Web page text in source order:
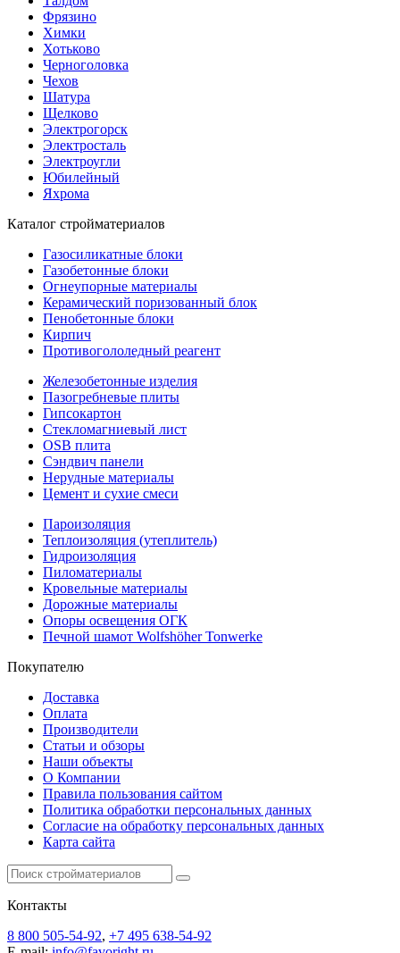
Фрязино
Химки
Хотьково
Черноголовка
Чехов
Шатура
Щелково
Электрогорск
Электросталь
Электроугли
Юбилейный
Яхрома
Каталог стройматериалов
Газосиликатные блоки
Газобетонные блоки
Огнеупорные материалы
Керамический поризованный блок
Пенобетонные блоки
Кирпич
Противогололедный реагент
Железобетонные изделия
Пазогребневые плиты
Гипсокартон
Стекломагниевый лист
OSB плита
Сэндвич панели
Нерудные материалы
Цемент и сухие смеси
Пароизоляция
Теплоизоляция (утеплитель)
Гидроизоляция
Пиломатериалы
Кровельные материалы
Дорожные материалы
Опоры освещения ОГК
Печной шамот Wolfshöher Tonwerke
Покупателю
Доставка
Оплата
Производители
Статьи и обзоры
Наши объекты
О Компании
Правила пользования сайтом
Политика обработки персональных данных
Согласие на обработку персональных данных
Карта сайта
Контакты
8 800 505-54-92, +7 495 638-54-92